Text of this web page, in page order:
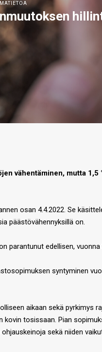
vähentäminen, mutta 1,5
osan 4.4.2022. Se
päästövähennyksillä on.
parantunut edellisen,
syntyminen
aikaan sekä pyrkimys
tosissaan. Pian
sekä niiden